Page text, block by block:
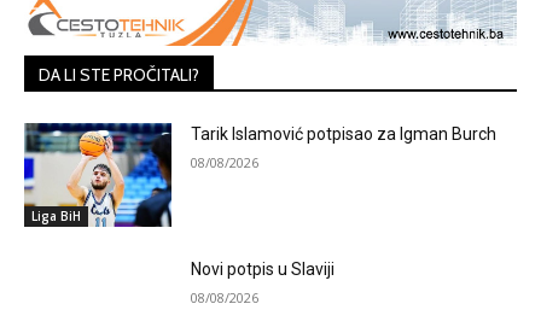
DA LI STE PROČITALI?
Liga BiH
Tarik Islamović potpisao za Igman Burch
08/08/2026
Novi potpis u Slaviji
08/08/2026